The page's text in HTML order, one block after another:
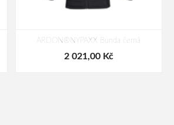
ARDON®NYPAXX Bunda černá
2 021,00 Kč